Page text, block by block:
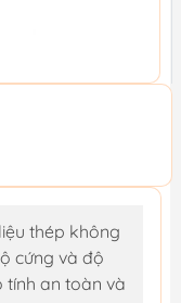
thép không
cứng và độ
tính an toàn và